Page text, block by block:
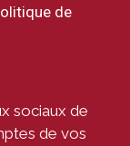
de
sociaux de
de vos